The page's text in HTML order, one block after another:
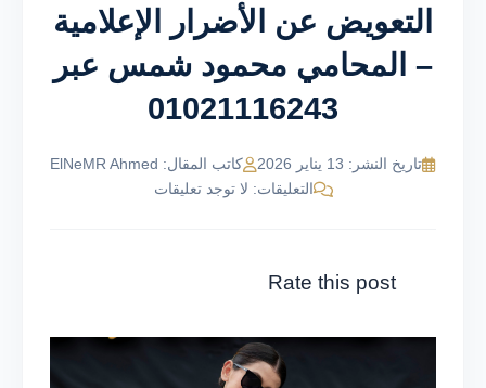
التعويض عن الأضرار الإعلامية
– المحامي محمود شمس عبر
01021116243
تاريخ النشر: 13 يناير 2026
كاتب المقال: ElNeMR Ahmed
التعليقات: لا توجد تعليقات
Rate this post